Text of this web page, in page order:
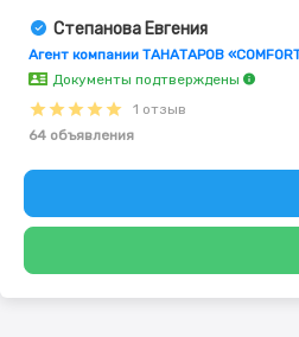
Степанова Евгения
Агент компании ТАНАТАРОВ
Документы подтверждены
1 отзыв
64 объявления